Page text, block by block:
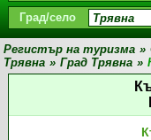
Град/село
Регистър на туризма »
Трявна » Град Трявна »